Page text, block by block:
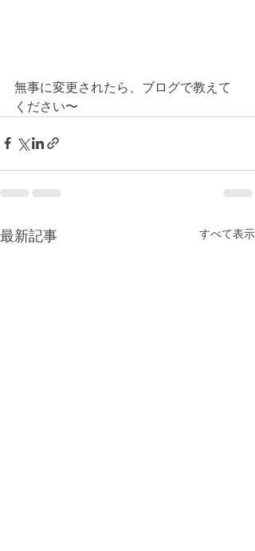
無事に変更されたら、ブログで教えて
ください〜
最新記事 すべて表示